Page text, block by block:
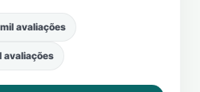
avaliações
avaliações